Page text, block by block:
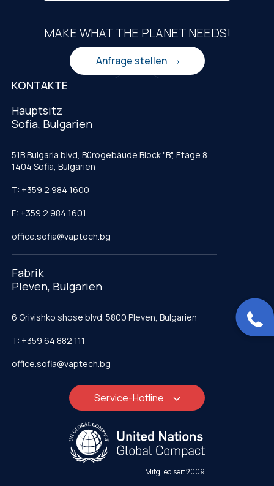
MAKE WHAT THE PLANET NEEDS!
Anfrage stellen
KONTAKTE
Hauptsitz
Sofia, Bulgarien
51B Bulgaria blvd, Bürogebäude Block "B", Etage 8
1404 Sofia, Bulgarien
T: +359 2 984 1600
F: +359 2 984 1601
office.sofia@vaptech.bg
Fabrik
Pleven, Bulgarien
6 Grivishko shose blvd. 5800 Pleven, Bulgarien
T: +359 64 882 111
office.sofia@vaptech.bg
Service-Hotline
Mitglied seit 2009